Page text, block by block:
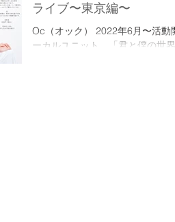
ライブ〜東京編〜
Oc（オック） 2022年6月〜活動
ーカルユニット。「君と僕の世